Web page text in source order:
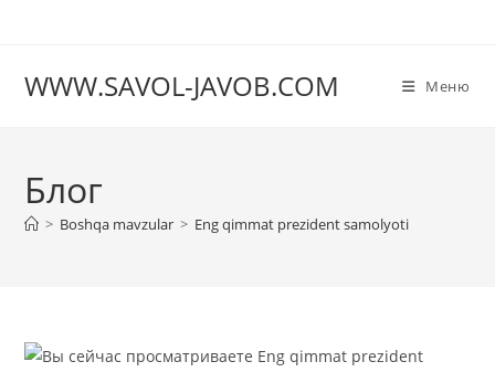
WWW.SAVOL-JAVOB.COM Меню
Блог
> Boshqa mavzular > Eng qimmat prezident samolyoti